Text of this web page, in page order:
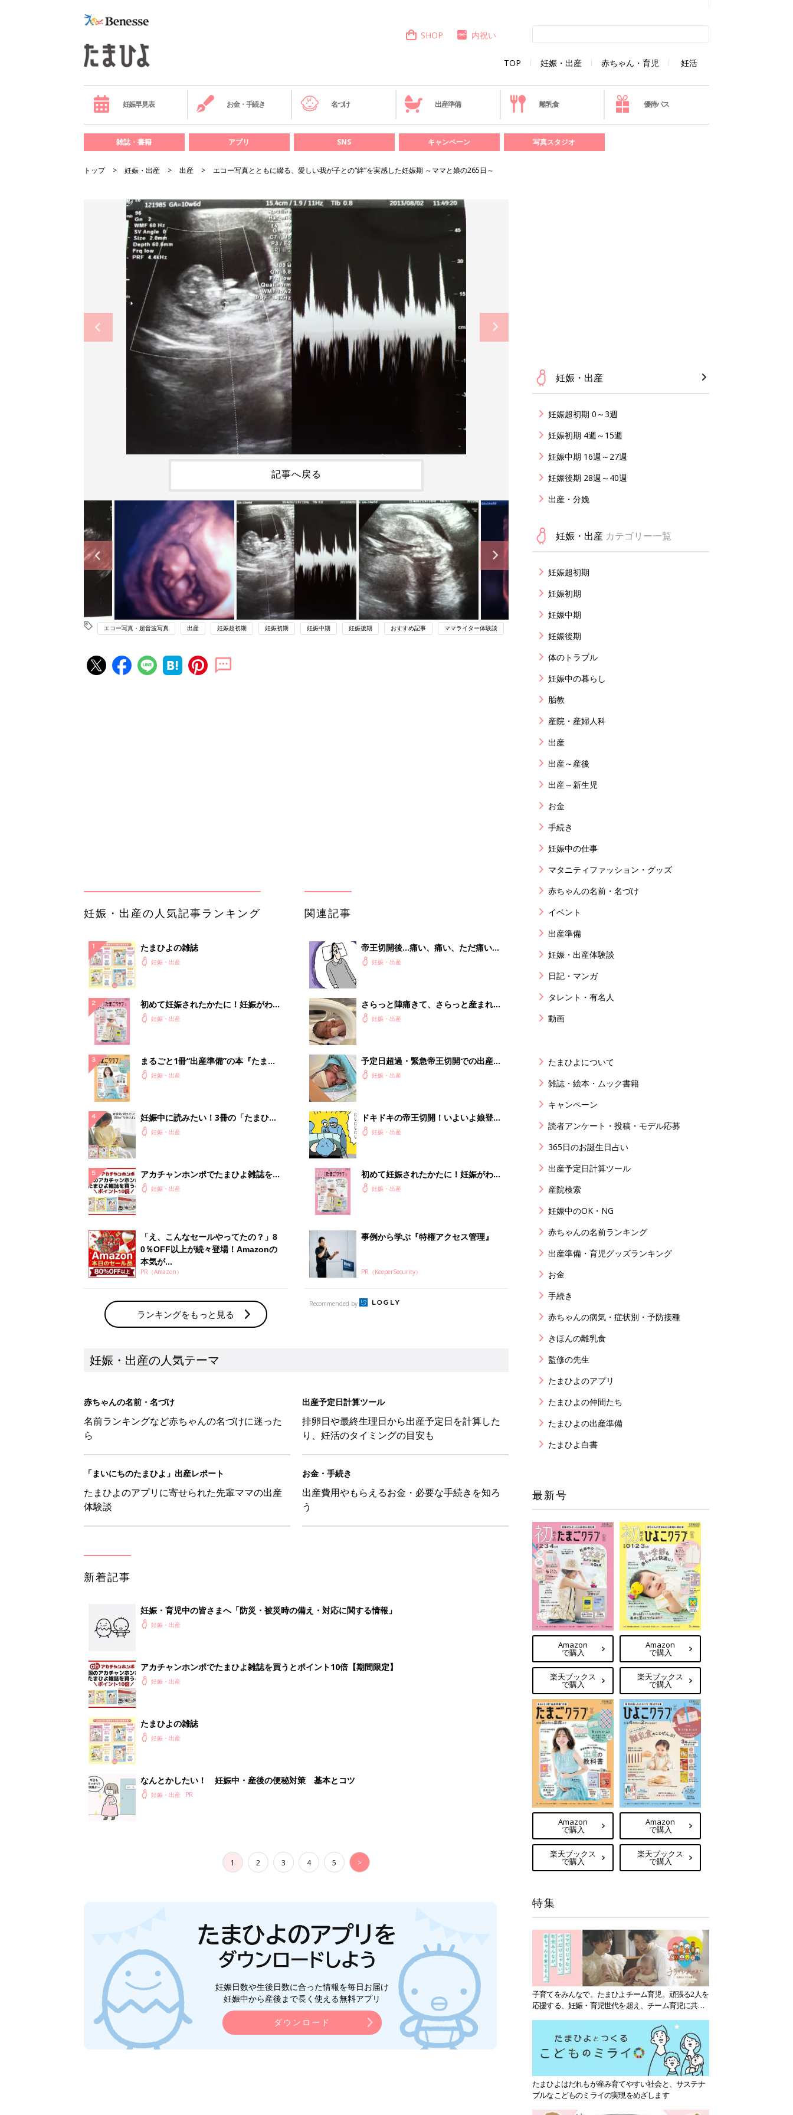
TOP 妊娠・出産 赤ちゃん・育児 妊活
SHOP 内祝い
妊娠早見表 お金・手続き 名づけ 出産準備 離乳食 優待パス
雑誌・書籍 アプリ SNS キャンペーン 写真スタジオ
トップ 妊娠・出産 出産 エコー写真とともに綴る、愛しい我が子との“絆”を実感した妊娠期 ～ママと娘の265日～
記事へ戻る
エコー写真・超音波写真 出産 妊娠超初期 妊娠初期 妊娠中期 妊娠後期 おすすめ記事 ママライター体験談
夫婦で予習する 出産の教科書
妊娠中に読みたい！3冊の「たまひ
0％OFF以上が続々登場！Amazonの
本気が...
PR（Amazon）
ランキングをもっと見る
クラブ 夏号』
PR（KeeperSecurity）
妊娠・出産の人気テーマ
赤ちゃんの名前・名づけ
ら
出産予定日計算ツール
り、妊活のタイミングの目安も
「まいにちのたまひよ」出産レポート
たまひよのアプリに寄せられた先輩ママの出産
体験談
お金・手続き
出産費用やもらえるお金・必要な手続きを知ろ
妊娠・育児中の皆さまへ「防災・被災時の備え・対応に関する情報」
アカチャンホンポでたまひよ雑誌を買うとポイント10倍【期間限定】
妊娠・出産
たまひよの雑誌
1 2 3 4 5 >
妊娠・出産
妊娠超初期 0～3週
妊娠初期 4週～15週
妊娠中期 16週～27週
妊娠後期 28週～40週
出産・分娩
妊娠・出産 カテゴリー一覧
妊娠超初期
妊娠初期
妊娠中期
妊娠後期
体のトラブル
妊娠中の暮らし
胎教
産院・産婦人科
出産
出産～産後
出産～新生児
お金
手続き
妊娠中の仕事
マタニティファッション・グッズ
赤ちゃんの名前・名づけ
イベント
出産準備
妊娠・出産体験談
日記・マンガ
タレント・有名人
動画
たまひよについて
雑誌・絵本・ムック書籍
キャンペーン
読者アンケート・投稿・モデル応募
365日のお誕生日占い
出産予定日計算ツール
産院検索
妊娠中のOK・NG
赤ちゃんの名前ランキング
出産準備・育児グッズランキング
お金
手続き
赤ちゃんの病気・症状別・予防接種
きほんの離乳食
監修の先生
たまひよのアプリ
たまひよの仲間たち
たまひよの出産準備
たまひよ白書
最新号
Amazon
で購入
楽天ブックス
で購入
Amazon
で購入
楽天ブックス
で購入
Amazon
で購入
楽天ブックス
で購入
Amazon
で購入
楽天ブックス
で購入
特集
子育てをみんなで。たまひよチーム育児。頑張る2人を
応援する、妊娠・育児世代を超え、チーム育児に共感
たまひよはだれもが産み育てやすい社会と、サステナ
ブルなこどものミライの実現をめざします